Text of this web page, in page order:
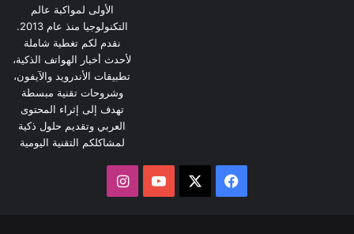
الأولى لمواكبة عالم
التكنولوجيا منذ عام 2013.
نقدم لكم تغطية شاملة
لأحدث أخبار الهواتف الذكية،
تطبيقات الأندرويد والآيفون،
وشروحات تقنية مبسطة
تهدف إلى إثراء المحتوى
العربي وتقديم حلول ذكية
لمشاكلكم التقنية اليومية
فيسبوك ‫YouTubeانستقرام